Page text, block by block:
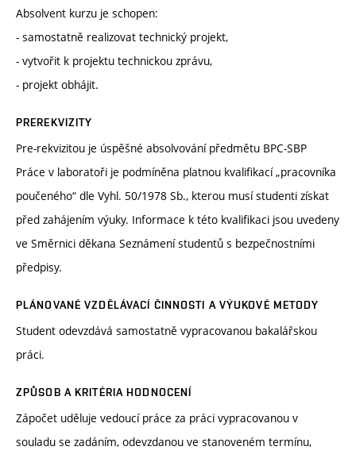
Absolvent kurzu je schopen:
- samostatně realizovat technický projekt,
- vytvořit k projektu technickou zprávu,
- projekt obhájit.
PREREKVIZITY
Pre-rekvizitou je úspěšné absolvování předmětu BPC-SBP
Práce v laboratoři je podmíněna platnou kvalifikací „pracovníka
poučeného“ dle Vyhl. 50/1978 Sb., kterou musí studenti získat
před zahájením výuky. Informace k této kvalifikaci jsou uvedeny
ve Směrnici děkana Seznámení studentů s bezpečnostními
předpisy.
PLÁNOVANÉ VZDĚLÁVACÍ ČINNOSTI A VÝUKOVÉ METODY
Student odevzdává samostatně vypracovanou bakalářskou
práci.
ZPŮSOB A KRITÉRIA HODNOCENÍ
Zápočet uděluje vedoucí práce za práci vypracovanou v
souladu se zadáním, odevzdanou ve stanoveném termínu,